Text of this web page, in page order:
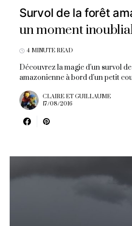
Survol de la forêt
un moment
4 MINUTE READ
Découvrez la magie d'un survol
amazonienne à bord d'un petit
CLAIRE ET GUILLAUME
17/08/2016